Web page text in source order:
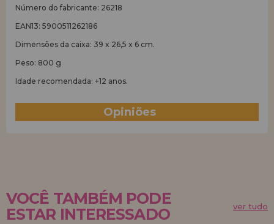
Número do fabricante: 26218
EAN13: 5900511262186
Dimensões da caixa: 39 x 26,5 x 6 cm.
Peso: 800 g
Idade recomendada: +12 anos.
Opiniões
VOCÊ TAMBÉM PODE
ESTAR INTERESSADO
ver tudo